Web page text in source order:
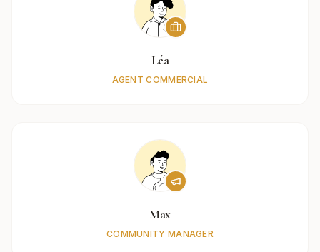
Léa
AGENT COMMERCIAL
Max
COMMUNITY MANAGER